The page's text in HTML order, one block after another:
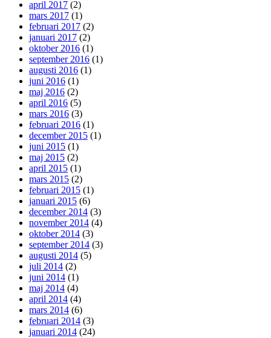
april 2017 (2)
mars 2017 (1)
februari 2017 (2)
januari 2017 (2)
oktober 2016 (1)
september 2016 (1)
augusti 2016 (1)
juni 2016 (1)
maj 2016 (2)
april 2016 (5)
mars 2016 (3)
februari 2016 (1)
december 2015 (1)
juni 2015 (1)
maj 2015 (2)
april 2015 (1)
mars 2015 (2)
februari 2015 (1)
januari 2015 (6)
december 2014 (3)
november 2014 (4)
oktober 2014 (3)
september 2014 (3)
augusti 2014 (5)
juli 2014 (2)
juni 2014 (1)
maj 2014 (4)
april 2014 (4)
mars 2014 (6)
februari 2014 (3)
januari 2014 (24)